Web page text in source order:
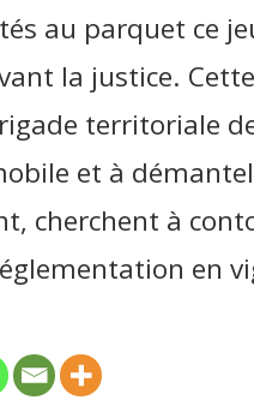
au parquet ce
la justice.
territoriale
et à
cherchent à
en